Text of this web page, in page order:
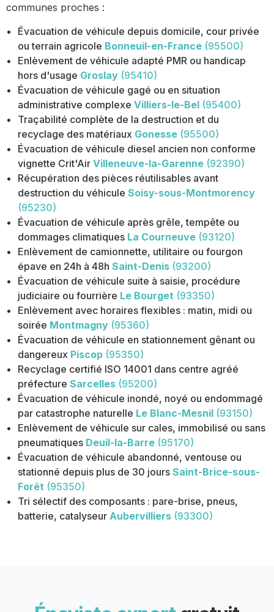
communes proches :
Évacuation de véhicule depuis domicile, cour privée
ou terrain agricole Bonneuil-en-France (95500)
Enlèvement de véhicule adapté PMR ou handicap
hors d'usage Groslay (95410)
Évacuation de véhicule gagé ou en situation
administrative complexe Villiers-le-Bel (95400)
Traçabilité complète de la destruction et du
recyclage des matériaux Gonesse (95500)
Évacuation de véhicule diesel ancien non conforme
vignette Crit'Air Villeneuve-la-Garenne (92390)
Récupération des pièces réutilisables avant
destruction du véhicule Soisy-sous-Montmorency
(95230)
Évacuation de véhicule après grêle, tempête ou
dommages climatiques La Courneuve (93120)
Enlèvement de camionnette, utilitaire ou fourgon
épave en 24h à 48h Saint-Denis (93200)
Évacuation de véhicule suite à saisie, procédure
judiciaire ou fourrière Le Bourget (93350)
Enlèvement avec horaires flexibles : matin, midi ou
soirée Montmagny (95360)
Évacuation de véhicule en stationnement gênant ou
dangereux Piscop (95350)
Recyclage certifié ISO 14001 dans centre agréé
préfecture Sarcelles (95200)
Évacuation de véhicule inondé, noyé ou endommagé
par catastrophe naturelle Le Blanc-Mesnil (93150)
Enlèvement de véhicule sur cales, immobilisé ou sans
pneumatiques Deuil-la-Barre (95170)
Évacuation de véhicule abandonné, ventouse ou
stationné depuis plus de 30 jours Saint-Brice-sous-
Forêt (95350)
Tri sélectif des composants : pare-brise, pneus,
batterie, catalyseur Aubervilliers (93300)